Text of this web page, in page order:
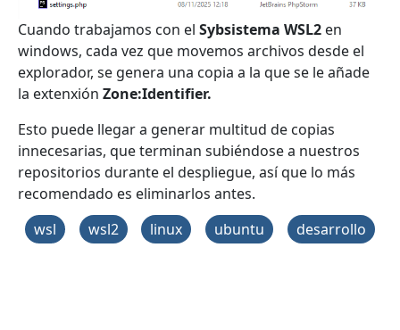
Cuando trabajamos con el Sybsistema WSL2 en
windows, cada vez que movemos archivos desde el
explorador, se genera una copia a la que se le añade
la extenxión Zone:Identifier.
Esto puede llegar a generar multitud de copias
innecesarias, que terminan subiéndose a nuestros
repositorios durante el despliegue, así que lo más
recomendado es eliminarlos antes.
wsl
wsl2 linux ubuntu desarrollo